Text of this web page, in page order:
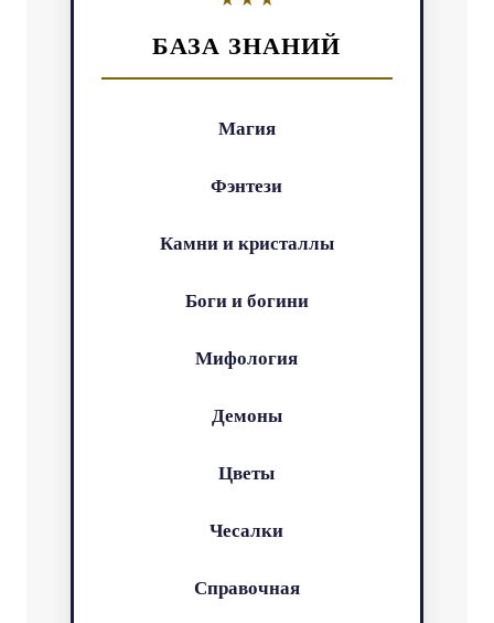
БАЗА ЗНАНИЙ
Магия
Фэнтези
Камни и кристаллы
Боги и богини
Мифология
Демоны
Цветы
Чесалки
Справочная